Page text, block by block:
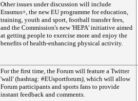
Other issues under discussion will include
Erasmus+, the new EU programme for education,
training, youth and sport, football transfer fees,
and the Commission's new 'HEPA' initiative aimed
at getting people to exercise more and enjoy the
benefits of health-enhancing physical activity.
For the first time, the Forum will feature a Twitter
'wall' (hashtag: #EUsportforum), which will allow
Forum participants and sports fans to provide
instant feedback and comments.